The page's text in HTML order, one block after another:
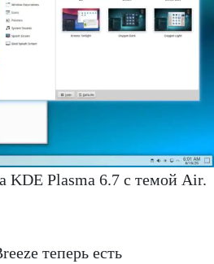
KDE Plasma 6.7 с темой Air.
теперь есть